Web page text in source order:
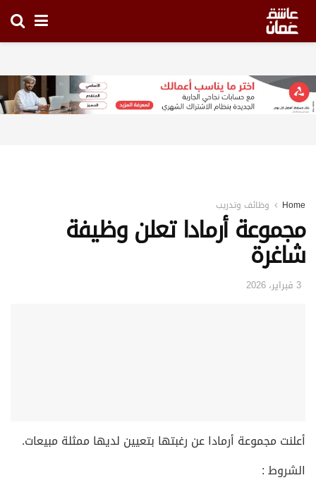
Home وظائف وتدريب
مجموعة أرمادا تعلن وظيفة
شاغرة
3 فبراير، 2026
أعلنت مجموعة أرمادا عن رغبتها بتعيين لديها ممثلة مبيعات.
الشروط :